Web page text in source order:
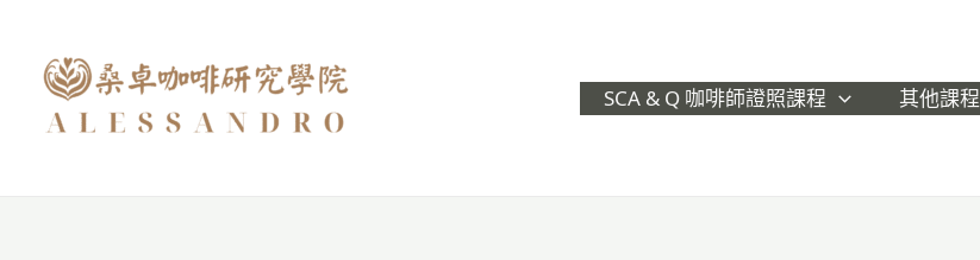
SCA & Q 咖啡師證照課程 其他課程